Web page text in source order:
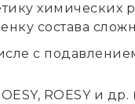
химических
состава
с
ROESY и